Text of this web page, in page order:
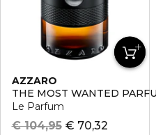
AZZARO
THE MOST WANTED
Le Parfum
€ 70,32
€ 104,95